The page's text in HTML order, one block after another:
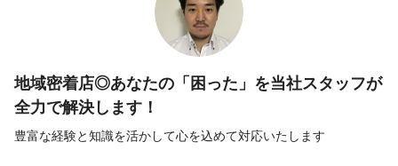
地域密着店◎あなたの「困った」を当社スタッフが
全力で解決します！
豊富な経験と知識を活かして心を込めて対応いたします